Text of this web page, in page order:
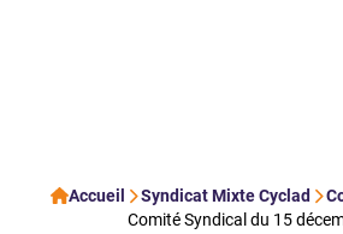
Accueil Syndicat Mixte Cyclad
Comité Syndical du 15